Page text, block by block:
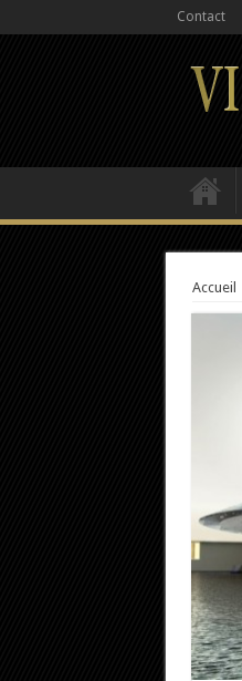
Contact
Accueil